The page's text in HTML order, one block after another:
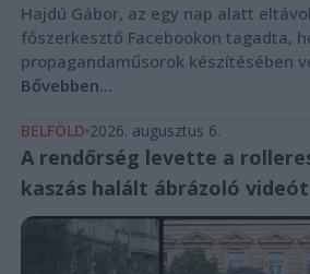
Hajdú Gábor, az egy nap alatt
főszerkesztő Facebookon tagadta,
propagandaműsorok készítésében
Bővebben...
BELFÖLD 2026. augusztus 6.
A rendőrség levette a
kaszás halált ábrázoló videót